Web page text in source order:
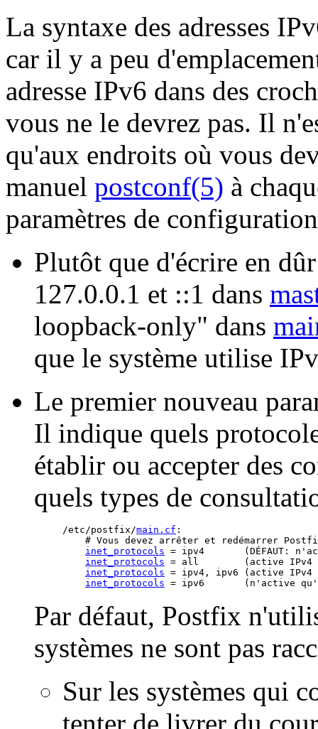
La syntaxe des adresses
car il y a peu
adresse IPv6 dans des
vous ne le devrez pas. Il
qu'aux endroits où vous
manuel postconf(5) à
paramètres de
Plutôt que d'écrire en
127.0.0.1 et ::1 dans
loopback-only" dans
que le système utilise
Le premier nouveau
Il indique quels
établir ou accepter des
quels types de
/etc/postfix/main.cf :
# Vous devez arrêter et redémarrer
inet_protocols = ipv4       (DÉFAUT:
inet_protocols = all        (active IPv4
inet_protocols = ipv4, ipv6 (active IPv4
inet_protocols
Par défaut, Postfix
systèmes ne sont pas
Sur les systèmes qui